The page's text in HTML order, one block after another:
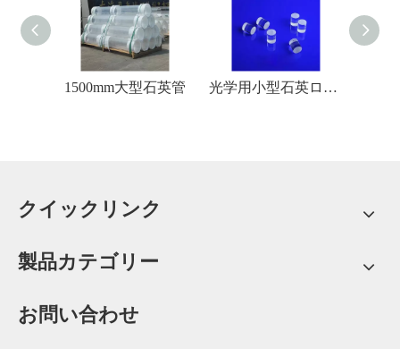
光学用小型石英ロッドの切断 1-50mm高純度真空封入石英管
クイックリンク
製品カテゴリー
お問い合わせ